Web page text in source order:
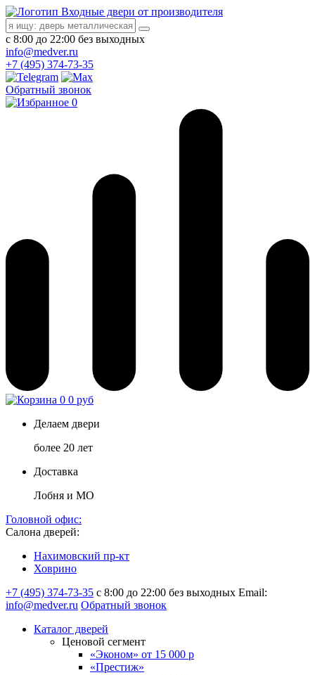
Входные двери от производителя
с 8:00 до 22:00 без выходных
info@medver.ru
+7 (495) 374-73-35
Обратный звонок
0
0 0 руб
Делаем двери
более 20 лет
Доставка
Лобня и МО
Головной офис:
Салона дверей:
Нахимовский пр-кт
Ховрино
+7 (495) 374-73-35 с 8:00 до 22:00 без выходных Email:
info@medver.ru Обратный звонок
Каталог дверей
Ценовой сегмент
«Эконом» от 15 000 р
«Престиж»